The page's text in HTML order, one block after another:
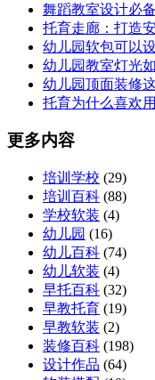
舞蹈教室设计必
托育走廊：打造
幼儿园软包可以
幼儿园教室灯光
幼儿园顶面装修
托育为什么喜欢
更多内容
培训学校 (29)
培训百科 (88)
学校软装 (4)
幼儿园 (16)
幼儿百科 (74)
幼儿软装 (4)
早托百科 (32)
早教托育 (19)
早教软装 (2)
装修百科 (198)
设计作品 (64)